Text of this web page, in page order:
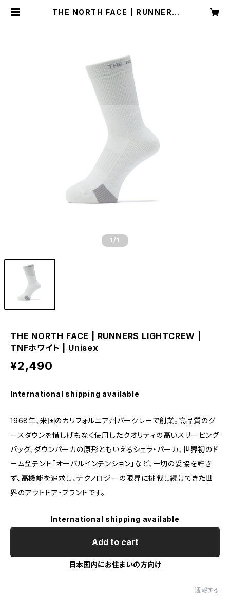
THE NORTH FACE | RUNNERS
1 /1
THE NORTH FACE | RUNNERS LIGHTCREW |
TNFホワイト | Unisex
¥2,490
International shipping available
1968年、米国のカリフォルニア州バークレーで創業。高品質のグ
ースダウンを惜しげもなく使用したクオリティの高いスリーピング
バッグ、ダウンパーカの原形ともいえるシェラ・パーカ、世界初のド
ーム型テント「オーバルインテンション」など、一切の妥協を許さ
ず、高機能を追求し、テクノロジーの限界に挑戦し続けてきた世
界のアウトドア・ブランドです。
International shipping available
Add to cart
日本国内にお住まいの方向け
通報する